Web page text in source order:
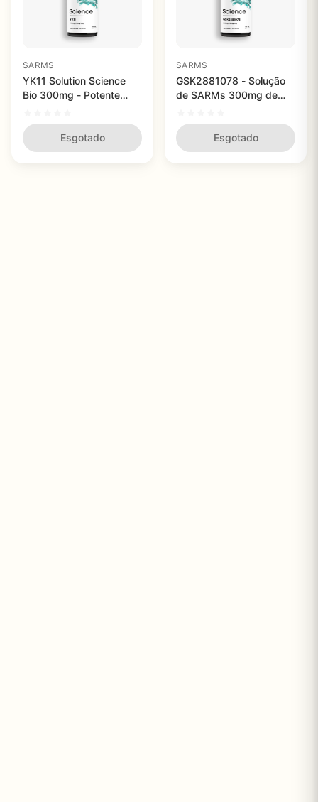
SARMS
YK11 Solution Science
Bio 300mg - Potente
Esgotado
SARMS
GSK2881078 - Solução
de SARMs 300mg de
Esgotado